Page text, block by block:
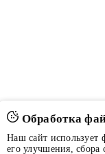
Обработка
Наш сайт использует
его улучшения, сбора